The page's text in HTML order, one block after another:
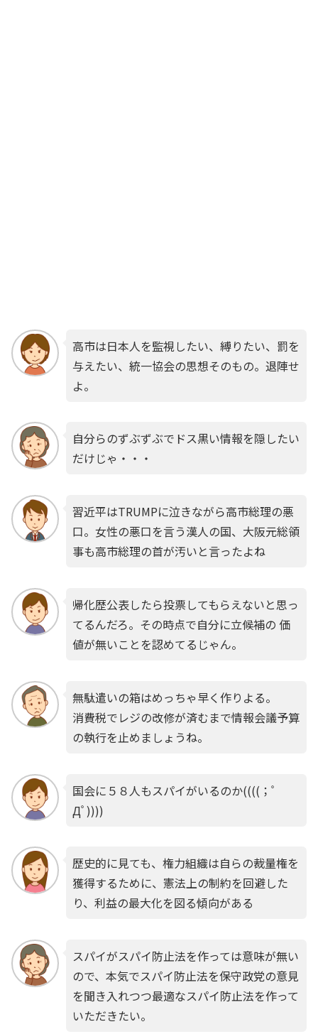
高市は日本人を監視したい、縛りたい、罰を
与えたい、統一協会の思想そのもの。退陣せ
よ。
自分らのずぶずぶでドス黒い情報を隠したい
だけじゃ・・・
習近平はTRUMPに泣きながら高市総理の悪
口。女性の悪口を言う漢人の国、大阪元総領
事も高市総理の首が汚いと言ったよね
帰化歴公表したら投票してもらえないと思っ
てるんだろ。その時点で自分に立候補の 価
値が無いことを認めてるじゃん。
無駄遣いの箱はめっちゃ早く作りよる。
消費税でレジの改修が済むまで情報会議予算
の執行を止めましょうね。
国会に５８人もスパイがいるのか((((；ﾟ
Дﾟ))))
歴史的に見ても、権力組織は自らの裁量権を
獲得するために、憲法上の制約を回避した
り、利益の最大化を図る傾向がある
スパイがスパイ防止法を作っては意味が無い
ので、本気でスパイ防止法を保守政党の意見
を聞き入れつつ最適なスパイ防止法を作って
いただきたい。